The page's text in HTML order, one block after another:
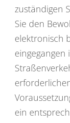
zuständigen
Sie den
elektronisch
ein